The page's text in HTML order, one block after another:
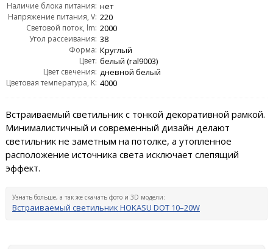
Наличие блока питания: нет
Напряжение питания, V: 220
Световой поток, lm: 2000
Угол рассеивания: 38
Форма: Круглый
Цвет: белый (ral9003)
Цвет свечения: дневной белый
Цветовая температура, K: 4000
Встраиваемый светильник с тонкой декоративной рамкой.
Минималистичный и современный дизайн делают
светильник не заметным на потолке, а утопленное
расположение источника света исключает слепящий
эффект.
Узнать больше, а так же скачать фото и 3D модели:
Встраиваемый светильник HOKASU DOT 10–20W